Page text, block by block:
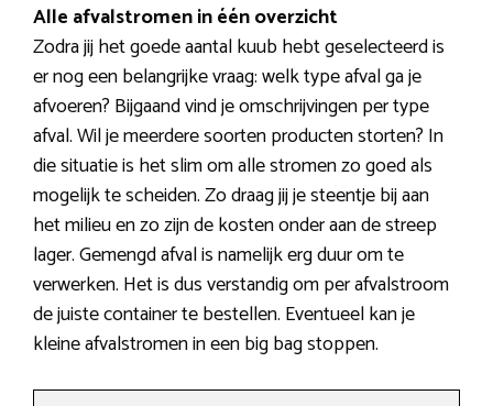
Alle afvalstromen in één overzicht
Zodra jij het goede aantal kuub hebt geselecteerd is
er nog een belangrijke vraag: welk type afval ga je
afvoeren? Bijgaand vind je omschrijvingen per type
afval. Wil je meerdere soorten producten storten? In
die situatie is het slim om alle stromen zo goed als
mogelijk te scheiden. Zo draag jij je steentje bij aan
het milieu en zo zijn de kosten onder aan de streep
lager. Gemengd afval is namelijk erg duur om te
verwerken. Het is dus verstandig om per afvalstroom
de juiste container te bestellen. Eventueel kan je
kleine afvalstromen in een big bag stoppen.